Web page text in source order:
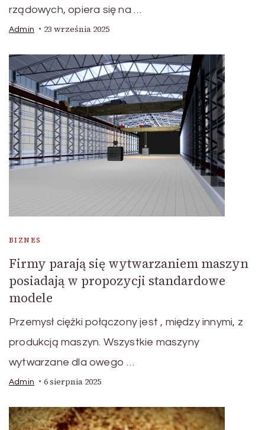
rządowych, opiera się na …
Admin 23 września 2025
BIZNES
Firmy parają się wytwarzaniem maszyn
posiadają w propozycji standardowe
modele
Przemysł ciężki połączony jest , między innymi, z
produkcją maszyn. Wszystkie maszyny
wytwarzane dla owego …
Admin 6 sierpnia 2025